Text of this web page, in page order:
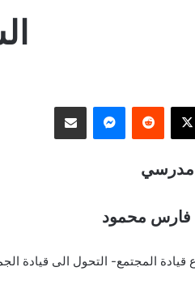
‫X ماسنجر مشاركة عبر البريد
فارس محمود
قيادة المجتمع- التحول الى قيادة